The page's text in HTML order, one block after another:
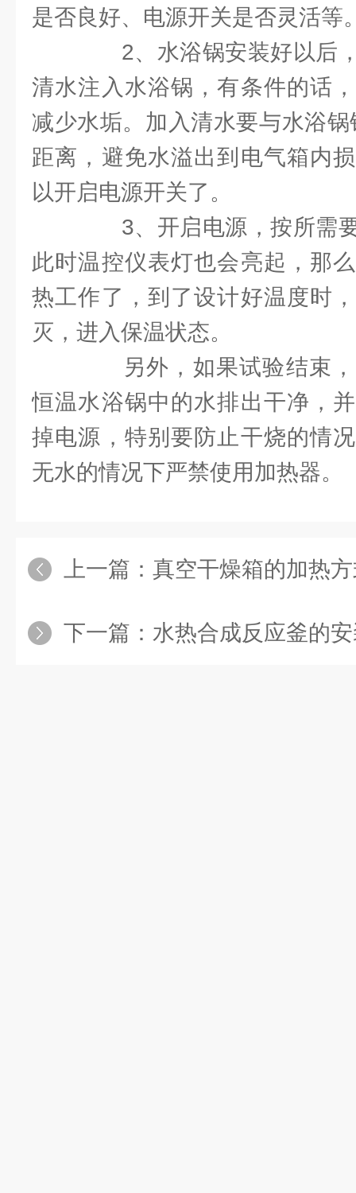
是否良好、电源开关是否灵活等
2、水浴锅安装好以后，
清水注入水浴锅，有条件的话
减少水垢。加入清水要与水浴
距离，避免水溢出到电气箱内
以开启电源开关了。
3、开启电源，按所需要
此时温控仪表灯也会亮起，那
热工作了，到了设计好温度时
灭，进入保温状态。
另外，如果试验结束，
恒温水浴锅中的水排出干净，
掉电源，特别要防止干烧的情
无水的情况下严禁使用加热器。
上一篇： 真空干燥箱的加热
下一篇： 水热合成反应釜的安